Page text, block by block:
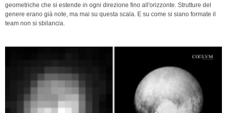
geometriche che si estende in ogni direzione fino all'orizzonte. Strutture del
genere erano già note, ma mai su questa scala. E su come si siano formate il
team non si sbilancia.